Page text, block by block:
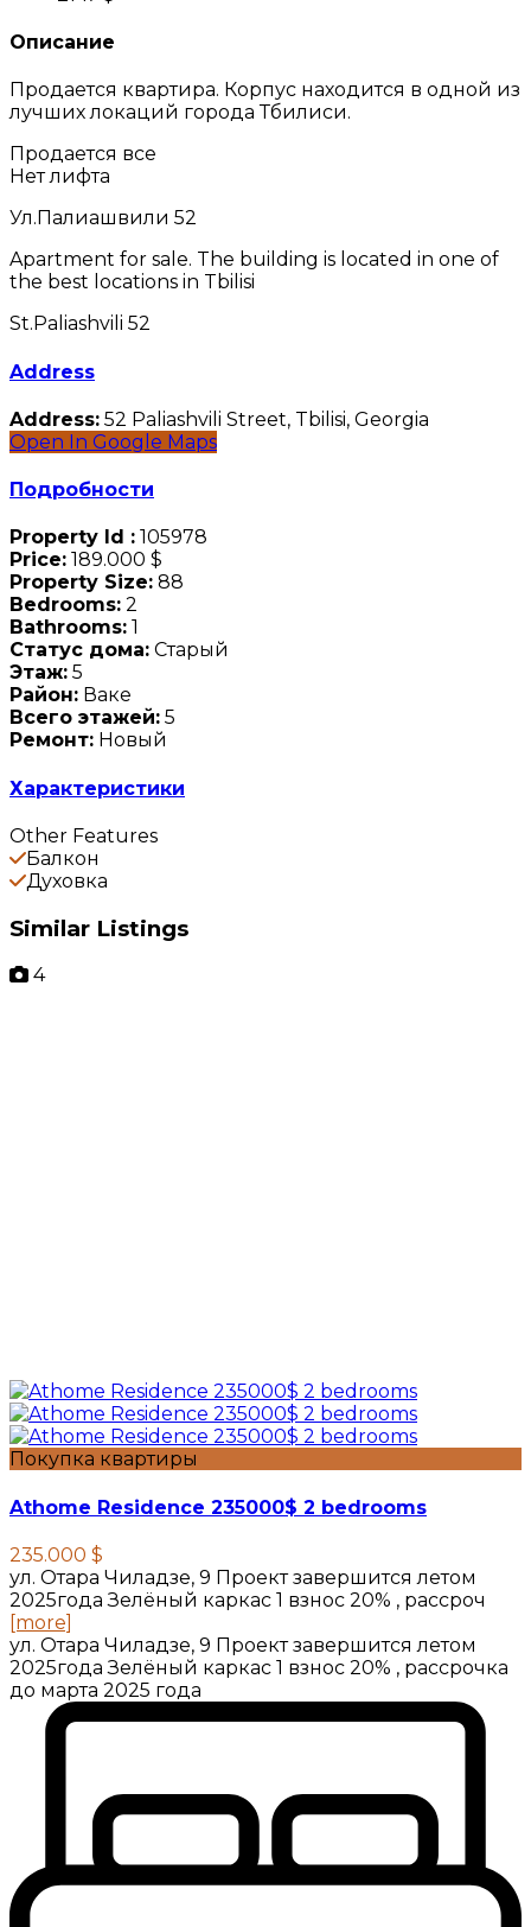
Описание
Продается квартира. Корпус находится в одной из
лучших локаций города Тбилиси.
Продается все
Нет лифта
Ул.Палиашвили 52
Apartment for sale. The building is located in one of
the best locations in Tbilisi
St.Paliashvili 52
Address
Address: 52 Paliashvili Street, Tbilisi, Georgia
Open In Google Maps
Подробности
Property Id : 105978
Price: 189.000 $
Property Size: 88
Bedrooms: 2
Bathrooms: 1
Статус дома: Старый
Этаж: 5
Район: Ваке
Всего этажей: 5
Ремонт: Новый
Характеристики
Other Features
Балкон
Духовка
Similar Listings
4
Покупка квартиры
Athome Residence 235000$ 2 bedrooms
235.000 $
ул. Отара Чиладзе, 9 Проект завершится летом
2025года Зелёный каркас 1 взнос 20% , рассроч
[more]
ул. Отара Чиладзе, 9 Проект завершится летом
2025года Зелёный каркас 1 взнос 20% , рассрочка
до марта 2025 года